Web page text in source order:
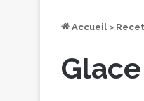
Accueil >